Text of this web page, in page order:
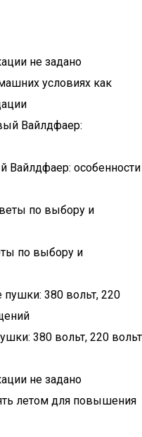
условиях как
Вайлдфаер: особенности
по выбору и
380 вольт, 220 вольт
летом для повышения